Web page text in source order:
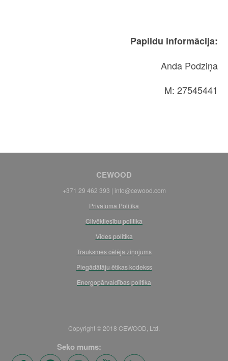
Papildu informācija:
Anda Podziņa
M: 27545441
CEWOOD
+371 29 462 393 | info@cewood.com
Privātuma Politika
Cilvēktiesību politika
Vides politika
Trauksmes cēlēja ziņojums
Piegādātāju ētikas kodekss
Energopārvaldības politika
Copyright © 2018 CEWOOD, Ltd.
Seko mums: